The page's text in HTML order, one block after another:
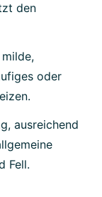
den
oder
ausreichend
Fell.